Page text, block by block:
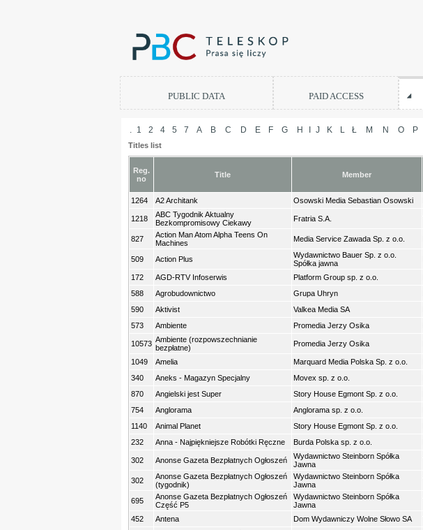
PUBLIC DATA PAID ACCESS
. 1 2 4 5 7 A B C D E F G H J K L Ł M N O P
Titles list
Reg.
no
Title Member
1264 A2 Architank Osowski Media Sebastian Osowski
1218
ABC Tygodnik Aktualny
Bezkompromisowy Ciekawy
Fratria S.A.
827
Action Man Atom Alpha Teens On
Machines
Media Service Zawada Sp. z o.o.
509 Action Plus
Wydawnictwo Bauer Sp. z o.o.
Spółka jawna
172 AGD-RTV Infoserwis Platform Group sp. z o.o.
588
Agrobudownictwo Grupa Uhryn
590
Aktivist Valkea Media SA
573
Ambiente Promedia Jerzy Osika
10573 Ambiente (rozpowszechnianie
bezpłatne)
Promedia Jerzy Osika
1049 Amelia Marquard Media Polska Sp. z o.o.
340
Aneks - Magazyn Specjalny Movex sp. z o.o.
870
Angielski jest Super Story House Egmont Sp. z o.o.
754
Anglorama Anglorama sp. z o.o.
1140
Animal Planet Story House Egmont Sp. z o.o.
232
Anna - Najpiękniejsze Robótki Ręczne Burda Polska sp. z o.o.
302 Anonse Gazeta Bezpłatnych Ogłoszeń
Wydawnictwo Steinborn Spółka
Jawna
302
Anonse Gazeta Bezpłatnych Ogłoszeń
(tygodnik)
Wydawnictwo Steinborn Spółka
Jawna
695
Anonse Gazeta Bezpłatnych Ogłoszeń
Część P5
Wydawnictwo Steinborn Spółka
Jawna
452 Antena Dom Wydawniczy Wolne Słowo SA